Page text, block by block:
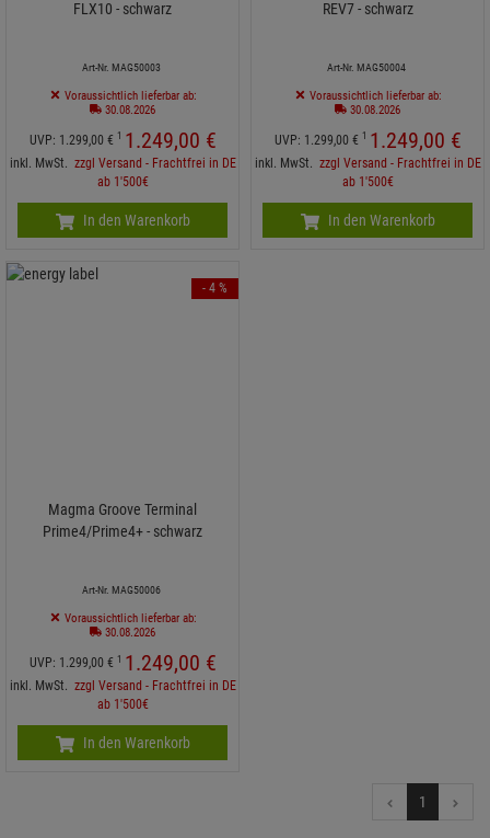
FLX10 - schwarz
Art-Nr. MAG50003
Voraussichtlich lieferbar ab:
30.08.2026
UVP: 1.299,00 € 1 1.249,00 €
inkl. MwSt. zzgl Versand - Frachtfrei in DE
ab 1'500€
In den Warenkorb
REV7 - schwarz
Art-Nr. MAG50004
Voraussichtlich lieferbar ab:
30.08.2026
UVP: 1.299,00 € 1 1.249,00 €
inkl. MwSt. zzgl Versand - Frachtfrei in DE
ab 1'500€
In den Warenkorb
Magma Groove Terminal
Prime4/Prime4+ - schwarz
Art-Nr. MAG50006
Voraussichtlich lieferbar ab:
30.08.2026
UVP: 1.299,00 € 1 1.249,00 €
inkl. MwSt. zzgl Versand - Frachtfrei in DE
ab 1'500€
- 4 %
In den Warenkorb
1